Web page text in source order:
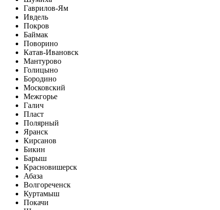
Гаврилов-Ям
Ивдель
Покров
Баймак
Поворино
Катав-Ивановск
Мантурово
Голицыно
Бородино
Московский
Межгорье
Галич
Пласт
Полярный
Яранск
Кирсанов
Бикин
Барыш
Красновишерск
Абаза
Волгореченск
Куртамыш
Покачи